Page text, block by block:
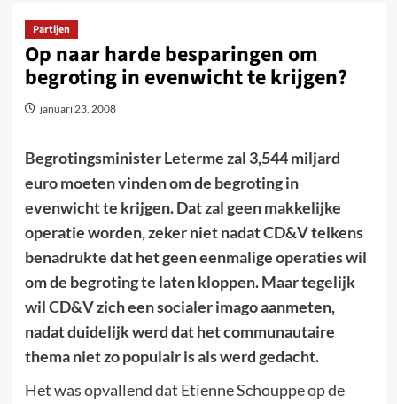
Partijen
Op naar harde besparingen om
begroting in evenwicht te krijgen?
januari 23, 2008
Begrotingsminister Leterme zal 3,544 miljard
euro moeten vinden om de begroting in
evenwicht te krijgen. Dat zal geen makkelijke
operatie worden, zeker niet nadat CD&V telkens
benadrukte dat het geen eenmalige operaties wil
om de begroting te laten kloppen. Maar tegelijk
wil CD&V zich een socialer imago aanmeten,
nadat duidelijk werd dat het communautaire
thema niet zo populair is als werd gedacht.
Het was opvallend dat Etienne Schouppe op de